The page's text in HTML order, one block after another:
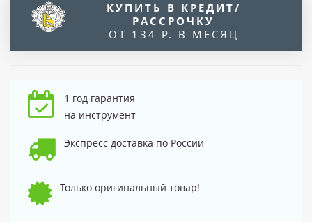
КУПИТЬ В КРЕДИТ/
РАССРОЧКУ
ОТ 134 Р. В МЕСЯЦ
1 год гарантия
на инструмент
Экспресс доставка по России
Только оригинальный товар!